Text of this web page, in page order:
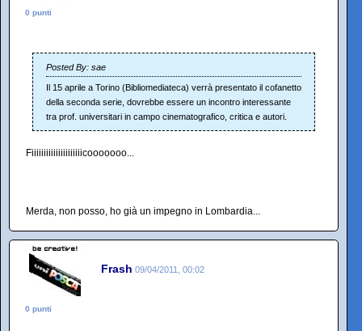
0 punti
Posted By: sae
Il 15 aprile a Torino (Bibliomediateca) verrà presentato il cofanetto
della seconda serie, dovrebbe essere un incontro interessante
tra prof. universitari in campo cinematografico, critica e autori.
Fiiiiiiiiiiiiiiiiiiiiicooooooo...
Merda, non posso, ho già un impegno in Lombardia...
Frash 09/04/2011, 00:02
0 punti